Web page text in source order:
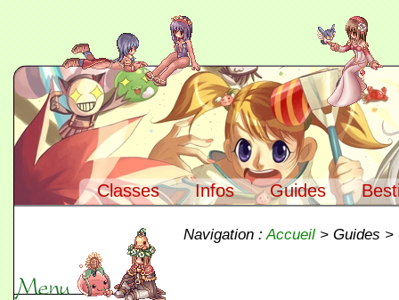
Classes Infos Guides
Navigation :Accueil > Guides >